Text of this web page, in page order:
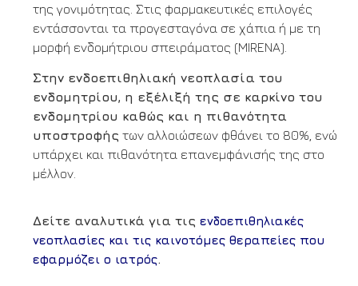
της γονιμότητας. Στις φαρμακευτικές επιλογές
εντάσσονται τα προγεσταγόνα σε χάπια ή με τη
μορφή ενδομήτριου σπειράματος (MIRENA).
Στην ενδοεπιθηλιακή νεοπλασία του
ενδομητρίου, η εξέλιξή της σε καρκίνο του
ενδομητρίου καθώς και η πιθανότητα
υποστροφής των αλλοιώσεων φθάνει το 80%, ενώ
υπάρχει και πιθανότητα επανεμφάνισής της στο
μέλλον.
Δείτε αναλυτικά για τιςενδοεπιθηλιακές
νεοπλασίες και τις καινοτόμες θεραπείες που
εφαρμόζει ο ιατρός.